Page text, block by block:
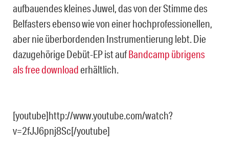
aufbauendes kleines Juwel, das von der Stimme des
Belfasters ebenso wie von einer hochprofessionellen,
aber nie überbordenden Instrumentierung lebt. Die
dazugehörige Debüt-EP ist aufBandcamp übrigens
als free downloaderhältlich.
[youtube]http://www.youtube.com/watch?
v=2fJJ6pnj8Sc[/youtube]